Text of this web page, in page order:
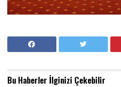
Bu Haberler İlginizi Çekebilir